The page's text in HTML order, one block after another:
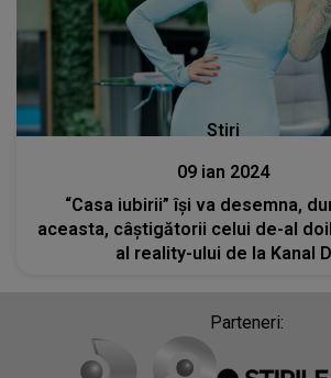
Stiri
09 ian 2024
“Casa iubirii” își va desemna,
aceasta, câștigătorii celui de-al
al reality-ului de la Kanal D
Parteneri: